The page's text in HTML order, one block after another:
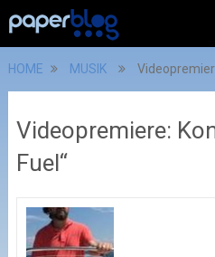
HOME MUSIK
Videopremiere:
Fuel“